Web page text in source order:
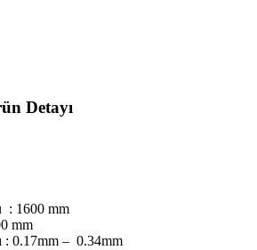
Detayı
: 1600 mm
mm
: 0.17mm – 0.34mm